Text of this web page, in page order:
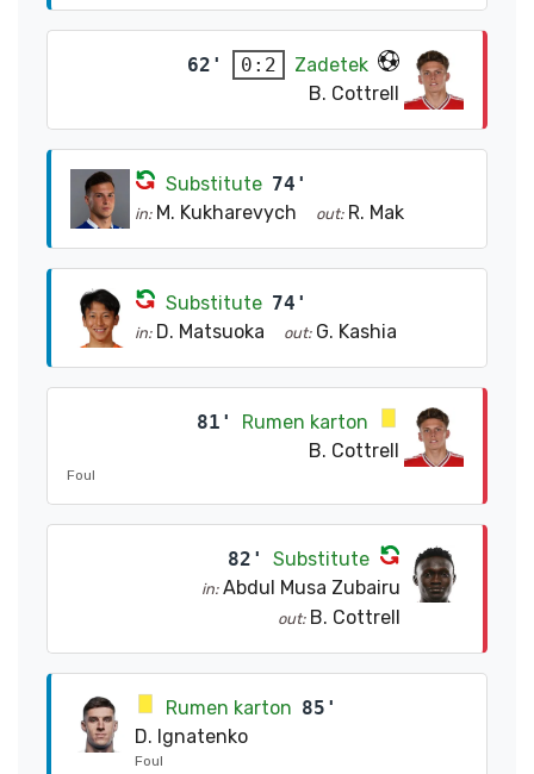
62' 0:2
Zadetek
B. Cottrell
Substitute 74'
in: M. Kukharevych out: R. Mak
Substitute 74'
in: D. Matsuoka out: G. Kashia
81'
Rumen karton
B. Cottrell
Foul
82' Substitute
in: Abdul Musa Zubairu
out: B. Cottrell
Rumen karton 85'
D. Ignatenko
Foul